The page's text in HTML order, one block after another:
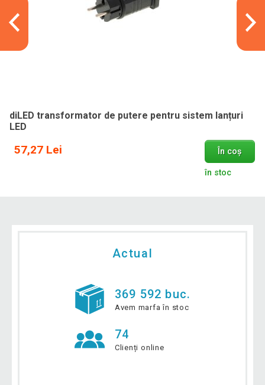
diLED transformator de putere pentru sistem lanțuri
LED
57,27 Lei În coș
în stoc
Actual
369 592 buc.
Avem marfa în stoc
74
Clienți online